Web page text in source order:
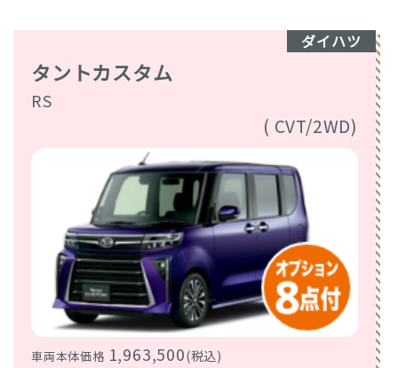
ダイハツ
タントカスタム
RS
( CVT/2WD)
車両本体価格 1,963,500(税込)